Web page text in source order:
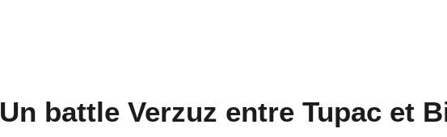
Un battle Verzuz entre Tupac et